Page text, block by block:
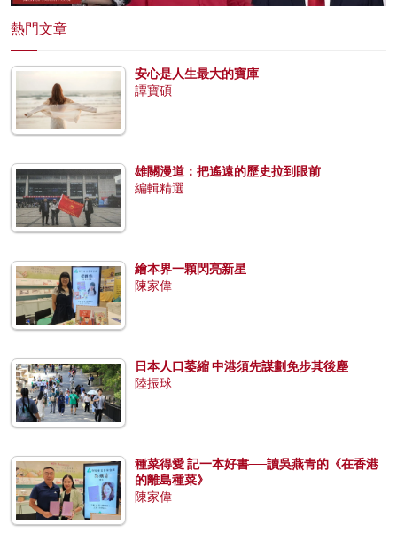
熱門文章
安心是人生最大的寶庫
譚寶碩
雄關漫道：把遙遠的歷史拉到眼前
編輯精選
繪本界一顆閃亮新星
陳家偉
日本人口萎縮 中港須先謀劃免步其後塵
陸振球
種菜得愛 記一本好書──讀吳燕青的《在香港
的離島種菜》
陳家偉